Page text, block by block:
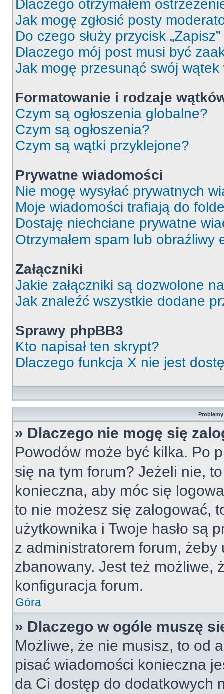
Dlaczego otrzymałem
Jak mogę zgłosić posty
Do czego służy przycisk
Dlaczego mój post musi być
Jak mogę przesunąć swój wątek
Formatowanie i rodzaje
Czym są ogłoszenia globalne?
Czym są ogłoszenia?
Czym są wątki przyklejone?
Prywatne wiadomości
Nie mogę wysyłać prywatnych
Moje wiadomości trafiają do
Dostaję niechciane prywatne
Otrzymałem spam lub
Załączniki
Jakie załączniki są dozwolone
Jak znaleźć wszystkie dodane
Sprawy phpBB3
Kto napisał ten skrypt?
Dlaczego funkcja X nie jest
» Dlaczego nie mogę się
Powodów może być kilka. Po
się na tym forum? Jeżeli nie,
konieczna, aby móc się
to nie możesz się zalogować,
użytkownika i Twoje hasło są
z administratorem forum, żeby
zbanowany. Jest też możliwe,
konfiguracja forum.
Góra
» Dlaczego w ogóle muszę
Możliwe, że nie musisz, to od
pisać wiadomości konieczna
da Ci dostęp do dodatkowych